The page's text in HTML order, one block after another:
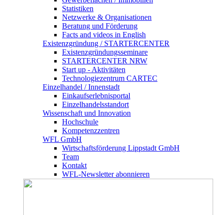
Statistiken
Netzwerke & Organisationen
Beratung und Förderung
Facts and videos in English
Existenz­gründung / STARTERCENTER
Existenzgründungsseminare
STARTERCENTER NRW
Start up - Aktivitäten
Technologiezentrum CARTEC
Einzelhandel / Innenstadt
Einkaufserlebnisportal
Einzelhandelsstandort
Wissenschaft und Innovation
Hochschule
Kompetenzzentren
WFL GmbH
Wirtschaftsförderung Lippstadt GmbH
Team
Kontakt
WFL-Newsletter abonnieren